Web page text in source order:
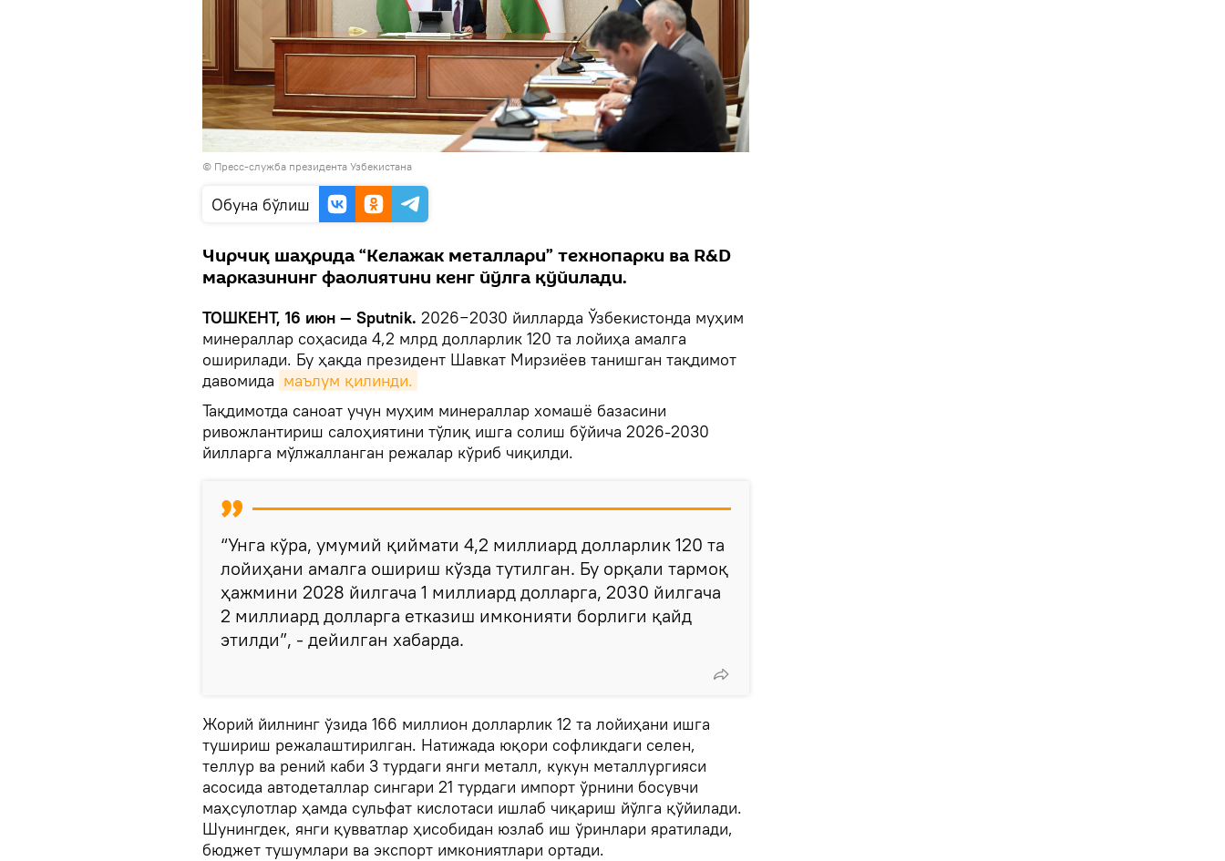
© Пресс-служба президента Узбекистана
Oбуна бўлиш
Чирчиқ шаҳрида “Келажак металлари” технопарки ва R&D
марказининг фаолиятини кенг йўлга қўйилади.
ТОШКЕНТ, 16 июн — Sputnik. 2026−2030 йилларда Ўзбекистонда муҳим
минераллар соҳасида 4,2 млрд долларлик 120 та лойиҳа амалга
оширилади. Бу ҳақда президент Шавкат Мирзиёев танишган тақдимот
давомида маълум қилинди.
Тақдимотда саноат учун муҳим минераллар хомашё базасини
ривожлантириш салоҳиятини тўлиқ ишга солиш бўйича 2026-2030
йилларга мўлжалланган режалар кўриб чиқилди.
“Унга кўра, умумий қиймати 4,2 миллиард долларлик 120 та
лойиҳани амалга ошириш кўзда тутилган. Бу орқали тармоқ
ҳажмини 2028 йилгача 1 миллиард долларга, 2030 йилгача
2 миллиард долларга етказиш имконияти борлиги қайд
этилди”, - дейилган хабарда.
Жорий йилнинг ўзида 166 миллион долларлик 12 та лойиҳани ишга
тушириш режалаштирилган. Натижада юқори софликдаги селен,
теллур ва рений каби 3 турдаги янги металл, кукун металлургияси
асосида автодеталлар сингари 21 турдаги импорт ўрнини босувчи
маҳсулотлар ҳамда сульфат кислотаси ишлаб чиқариш йўлга қўйилади.
Шунингдек, янги қувватлар ҳисобидан юзлаб иш ўринлари яратилади,
бюджет тушумлари ва экспорт имкониятлари ортади.